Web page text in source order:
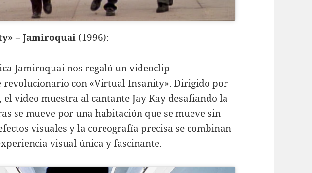
– Jamiroquai (1996):
Jamiroquai nos regaló un videoclip
revolucionario con «Virtual Insanity». Dirigido por
el video muestra al cantante Jay Kay desafiando la
se mueve por una habitación que se mueve sin
visuales y la coreografía precisa se combinan
visual única y fascinante.